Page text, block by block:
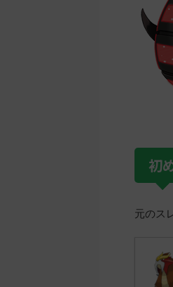
初
元のス